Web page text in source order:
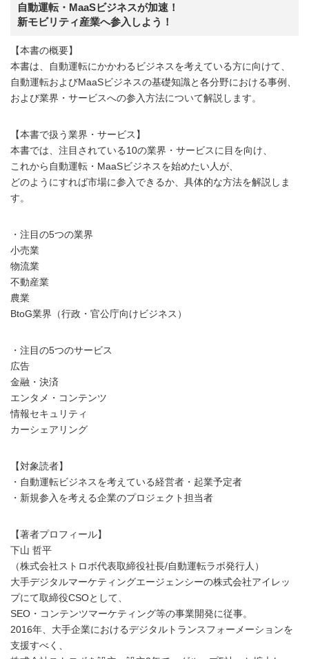
自動運転・MaaSビジネスが加速！
新モビリティ産業へ参入しよう！
【本書の概要】
本書は、自動運転にかかわるビジネスを考えている方に向けて、
自動運転およびMaaSビジネスの基礎知識と各分野における事例、
および業界・サービスへの参入方法について解説します。
【本書で扱う業界・サービス】
本書では、注目されている10の業界・サービスに目を向け、
これから自動運転・MaaSビジネスを始めたい人が、
どのようにすれば市場に参入できるか、具体的な方法を解説しま
す。
・注目の5つの業界
小売業
物流業
不動産業
農業
BtoG業界（行政・官公庁向けビジネス）
・注目の5つのサービス
広告
金融・決済
エンタメ・コンテンツ
情報セキュリティ
カーシェアリング
【対象読者】
・自動運転ビジネスを考えている経営者・起業予定者
・新規参入を考える企業のプロジェクト担当者
【著者プロフィール】
下山 哲平
（株式会社ストロボ代表取締役社長/自動運転ラボ発行人）
大手デジタルマーケティングエージェンシーの株式会社アイレッ
プにて取締役CSOとして、
SEO・コンテンツマーケティング等の事業開発に従事。
2016年、大手企業におけるデジタルトランスフォーメーションを
支援すべく、